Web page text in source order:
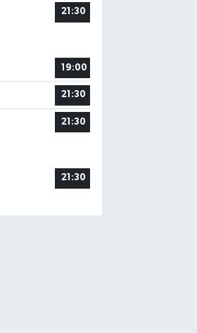
21:30
19:00
21:30
21:30
21:30